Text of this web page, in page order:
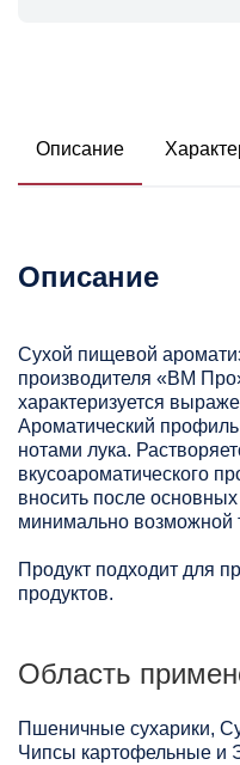
Описание
Описание
Сухой пищевой
производителя «ВМ
характеризуется
Ароматический
нотами лука.
вкусоароматического
вносить после
минимально возможной
Продукт подходит для
продуктов.
Область
Пшеничные сухарики,
Чипсы картофельные и